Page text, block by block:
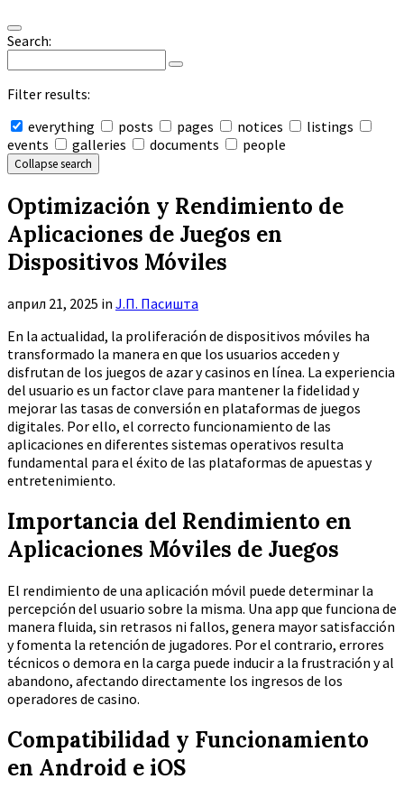
Search:
Filter results:
everything
posts pages notices
listings
events
galleries documents people
Collapse search
Optimización y Rendimiento de
Aplicaciones de Juegos en
Dispositivos Móviles
април 21, 2025 in Ј.П. Пасишта
En la actualidad, la proliferación de dispositivos móviles ha
transformado la manera en que los usuarios acceden y
disfrutan de los juegos de azar y casinos en línea. La experiencia
del usuario es un factor clave para mantener la fidelidad y
mejorar las tasas de conversión en plataformas de juegos
digitales. Por ello, el correcto funcionamiento de las
aplicaciones en diferentes sistemas operativos resulta
fundamental para el éxito de las plataformas de apuestas y
entretenimiento.
Importancia del Rendimiento en
Aplicaciones Móviles de Juegos
El rendimiento de una aplicación móvil puede determinar la
percepción del usuario sobre la misma. Una app que funciona de
manera fluida, sin retrasos ni fallos, genera mayor satisfacción
y fomenta la retención de jugadores. Por el contrario, errores
técnicos o demora en la carga puede inducir a la frustración y al
abandono, afectando directamente los ingresos de los
operadores de casino.
Compatibilidad y Funcionamiento
en Android e iOS